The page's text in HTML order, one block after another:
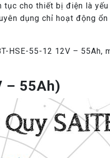
cho thiết bị điện là
dụng chỉ hoạt động
HSE-55-12 12V –
– 55Ah)